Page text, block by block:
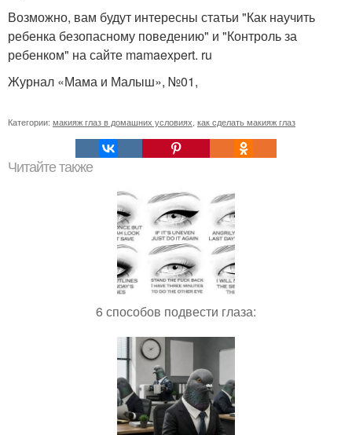
Возможно, вам будут интересны статьи "Как научить
ребенка безопасному поведению" и "Контроль за
ребенком" на сайте mamaexpert. ru
Журнал «Мама и Малыш», №01,
Категории: макияж глаз в домашних условиях как сделать макияж глаз
Читайте также
6 способов подвести глаза: